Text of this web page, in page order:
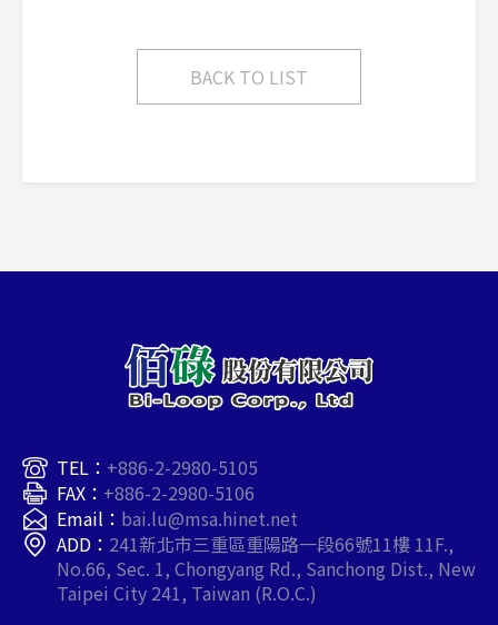
BACK TO LIST
TEL： +886-2-2980-5105
FAX： +886-2-2980-5106
Email： bai.lu@msa.hinet.net
ADD： 241新北市三重區重陽路一段66號11樓 11F.,
No.66, Sec. 1, Chongyang Rd., Sanchong Dist., New
Taipei City 241, Taiwan (R.O.C.)